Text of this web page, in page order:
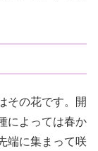
その花です。開
によっては春か
端に集まって咲